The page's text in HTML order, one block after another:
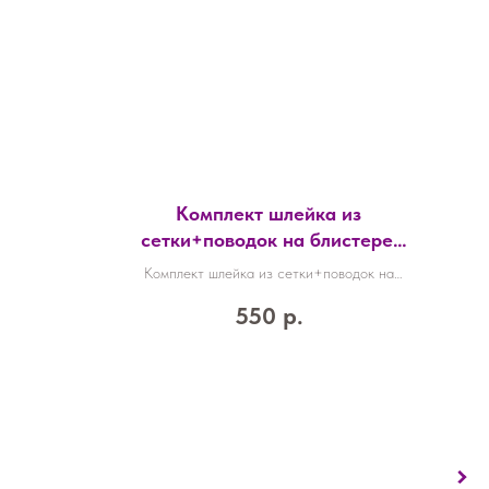
Комплект шлейка из
сетки+поводок на блистере,
стропа 10 мм(ОГ28-33
1346
Комплект шлейка из сетки+поводок на
см,ОШ19-25 см) №1 Зооник 1346
550 р.